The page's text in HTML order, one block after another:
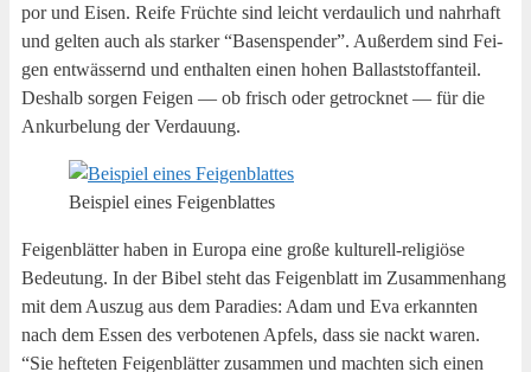
por und Eisen. Rei­fe Früch­te sind leicht ver­dau­lich und nahr­haft
und gel­ten auch als star­ker “Basen­spen­der”. Außer­dem sind Fei­
gen ent­wäs­sernd und ent­hal­ten einen hohen Bal­last­stoff­an­teil.
Des­halb sor­gen Fei­gen — ob frisch oder getrock­net — für die
Ankur­be­lung der Verdauung.
Bei­spiel eines Feigenblattes
Fei­gen­blät­ter haben in Euro­pa eine gro­ße kul­tu­rell-reli­giö­se
Bedeu­tung. In der Bibel steht das Fei­gen­blatt im Zusam­men­hang
mit dem Aus­zug aus dem Para­dies: Adam und Eva erkann­ten
nach dem Essen des ver­bo­te­nen Apfels, dass sie nackt waren.
“Sie hef­te­ten Fei­gen­blät­ter zusam­men und mach­ten sich einen